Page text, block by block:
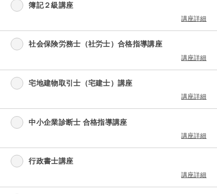
簿記２級講座
講座詳細
社会保険労務士（社労士）合格指導講座
講座詳細
宅地建物取引士（宅建士）講座
講座詳細
中小企業診断士 合格指導講座
講座詳細
行政書士講座
講座詳細